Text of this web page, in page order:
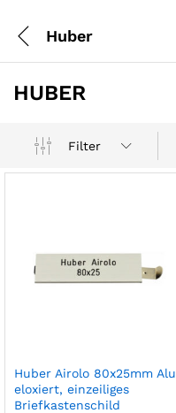
Huber
HUBER
Filter
Huber Airolo 80x25mm Alu
eloxiert, einzeiliges
Briefkastenschild